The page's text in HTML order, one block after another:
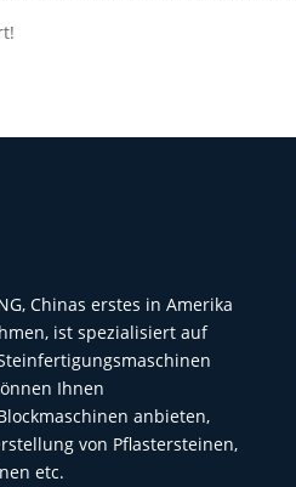
Chinas erstes in Amerika
ist spezialisiert auf
Ihnen
anbieten,
von Pflastersteinen,
etc.